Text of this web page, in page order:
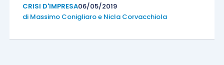
CRISI D'IMPRESA06/05/2019
di Massimo Conigliaroe Nicla Corvacchiola